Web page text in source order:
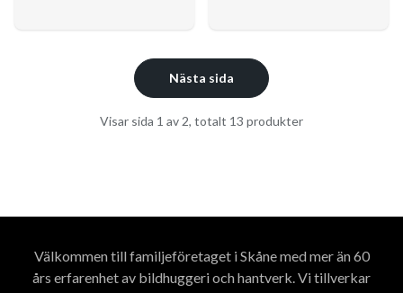
Nästa sida
Visar sida 1 av 2, totalt 13 produkter
Välkommen till familjeföretaget i Skåne med mer än 60
års erfarenhet av bildhuggeri och hantverk. Vi tillverkar